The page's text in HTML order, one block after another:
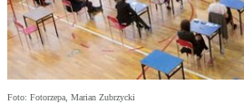
Foto: Fotorzepa, Marian Zubrzycki